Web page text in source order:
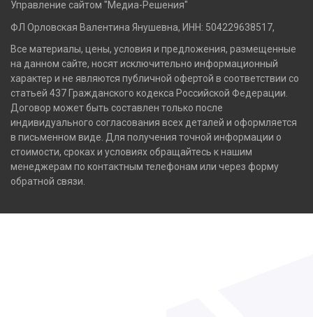
Управление сайтом "Медиа-Решения"
ФЛ Орловская Валентина Янушевна, ИНН: 504229638517,
Все материалы, цены, условия и предложения, размещенные
на данном сайте, носят исключительно информационный
характер и не являются публичной офертой в соответствии со
статьей 437 Гражданского кодекса Российской Федерации.
Договор может быть составлен только после
индивидуального согласования всех деталей и оформляется
в письменном виде. Для получения точной информации о
стоимости, сроках и условиях обращайтесь к нашим
менеджерам по контактным телефонам или через форму
обратной связи.